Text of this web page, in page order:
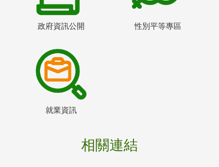
政府資訊公開 性別平等專區
就業資訊
相關連結